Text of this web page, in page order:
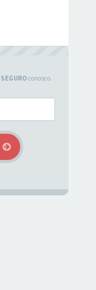
SEGUROconosco.